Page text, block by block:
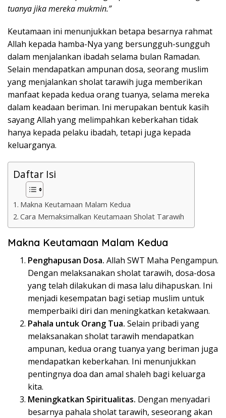
tuanya jika mereka mukmin.”
Keutamaan ini menunjukkan betapa besarnya rahmat
Allah kepada hamba-Nya yang bersungguh-sungguh
dalam menjalankan ibadah selama bulan Ramadan.
Selain mendapatkan ampunan dosa, seorang muslim
yang menjalankan sholat tarawih juga memberikan
manfaat kepada kedua orang tuanya, selama mereka
dalam keadaan beriman. Ini merupakan bentuk kasih
sayang Allah yang melimpahkan keberkahan tidak
hanya kepada pelaku ibadah, tetapi juga kepada
keluarganya.
Daftar Isi
Makna Keutamaan Malam Kedua
Cara Memaksimalkan Keutamaan Sholat Tarawih
Makna Keutamaan Malam Kedua
Penghapusan Dosa. Allah SWT Maha Pengampun.
Dengan melaksanakan sholat tarawih, dosa-dosa
yang telah dilakukan di masa lalu dihapuskan. Ini
menjadi kesempatan bagi setiap muslim untuk
memperbaiki diri dan meningkatkan ketakwaan.
Pahala untuk Orang Tua. Selain pribadi yang
melaksanakan sholat tarawih mendapatkan
ampunan, kedua orang tuanya yang beriman juga
mendapatkan keberkahan. Ini menunjukkan
pentingnya doa dan amal shaleh bagi keluarga
kita.
Meningkatkan Spiritualitas. Dengan menyadari
besarnya pahala sholat tarawih, seseorang akan